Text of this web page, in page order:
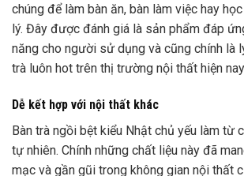
chúng để làm bàn ăn, bàn làm việc hay
lý. Đây được đánh giá là sản phẩm đáp
năng cho người sử dụng và cũng chính là
trà luôn hot trên thị trường nội thất hiện
Dễ kết hợp với nội thất khác
Bàn trà ngồi bệt kiểu Nhật chủ yếu làm từ
tự nhiên. Chính những chất liệu này đã
mạc và gần gũi trong không gian nội thất